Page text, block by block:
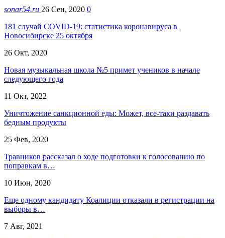
sonar54.ru 26 Сен, 2020 0
181 случай COVID-19: статистика коронавируса в
Новосибирске 25 октября
26 Окт, 2020
Новая музыкальная школа №5 примет учеников в начале
следующего года
11 Окт, 2022
Уничтожение санкционной еды: Может, все-таки раздавать
бедным продукты
25 Фев, 2020
Травников рассказал о ходе подготовки к голосованию по
поправкам в…
10 Июн, 2020
Еще одному кандидату Коалиции отказали в регистрации на
выборы в…
7 Авг, 2021